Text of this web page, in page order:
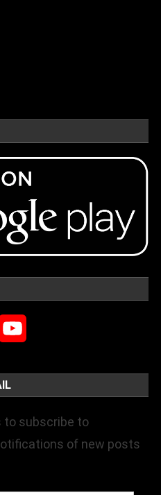
Twitter
to subscribe to
of new posts